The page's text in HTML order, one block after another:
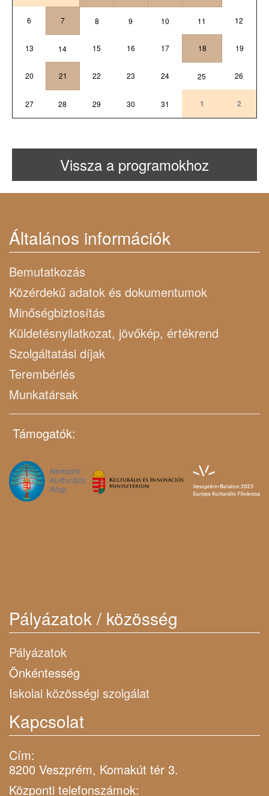
6 7 8 9 10 11 12
13 14 15 16 17 18 19
20 21 22 23 24 25 26
27 28 29 30 31 1 2
Vissza a programokhoz
Általános információk
Bemutatkozás
Közérdekű adatok és dokumentumok
Minőségbiztosítás
Küldetésnyilatkozat, jövőkép, értékrend
Szolgáltatási díjak
Terembérlés
Munkatársak
Támogatók:
Pályázatok / közösség
Pályázatok
Önkéntesség
Iskolai közösségi szolgálat
Kapcsolat
Cím:
8200 Veszprém, Komakút tér 3.
Központi telefonszámok: